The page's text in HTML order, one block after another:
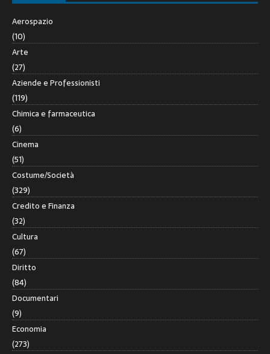
Aerospazio
(10)
Arte
(27)
Aziende e Professionisti
(119)
Chimica e farmaceutica
(6)
Cinema
(51)
Costume/Società
(329)
Credito e Finanza
(32)
Cultura
(67)
Diritto
(84)
Documentari
(9)
Economia
(273)